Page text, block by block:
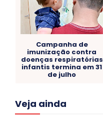
Campanha de
imunização contra
doenças respiratórias
infantis termina em 31
de julho
Veja ainda
Acre